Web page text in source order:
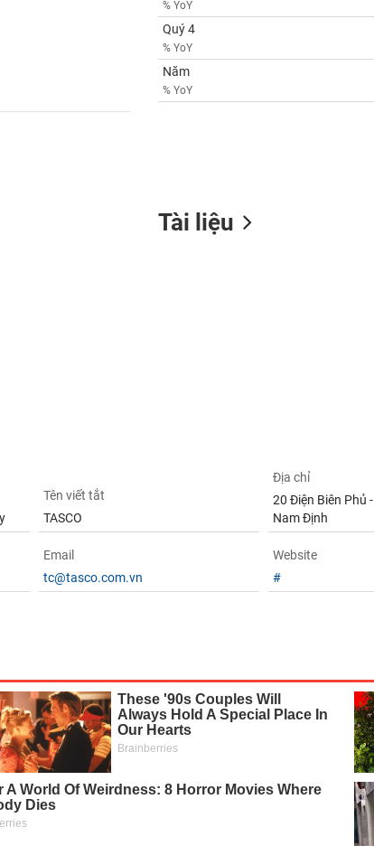
% YoY
Quý 4
% YoY
Năm
% YoY
Tài liệu
Tên viết tắt
TASCO
Địa chỉ
20 Điện Biên Phủ
Nam Định
Email
tc@tasco.com.vn
Website
#